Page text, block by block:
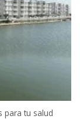
para tu salud